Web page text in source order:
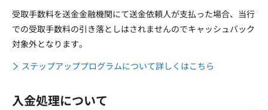
受取手数料を送金金融機関にて送金依頼人が支払った場合、当行
での受取手数料の引き落としはされませんのでキャッシュバック
対象外となります。
ステップアッププログラムについて詳しくはこちら
入金処理について